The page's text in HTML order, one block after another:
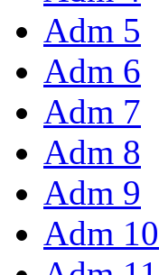
Adm 5
Adm 6
Adm 7
Adm 8
Adm 9
Adm 10